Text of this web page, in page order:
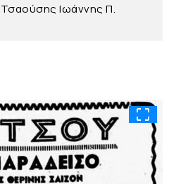
Τσαούσης Ιωάννης Π.